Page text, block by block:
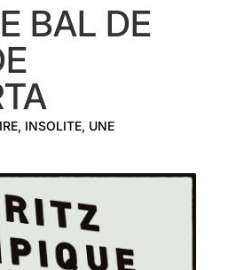
BAL DE
, INSOLITE, UNE